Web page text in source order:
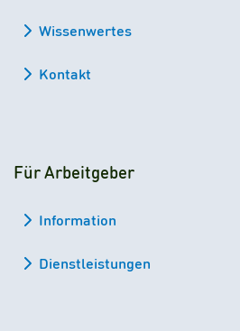
Wissenwertes
Kontakt
Für Arbeitgeber
Information
Dienstleistungen